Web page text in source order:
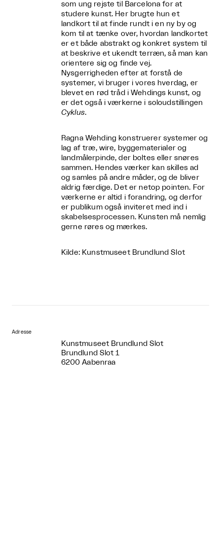
som ung rejste til Barcelona for at
studere kunst. Her brugte hun et
landkort til at finde rundt i en ny by og
kom til at tænke over, hvordan landkortet
er et både abstrakt og konkret system til
at beskrive et ukendt terræn, så man kan
orientere sig og finde vej.
Nysgerrigheden efter at forstå de
systemer, vi bruger i vores hverdag, er
blevet en rød tråd i Wehdings kunst, og
er det også i værkerne i soloudstillingen
Cyklus.
Ragna Wehding konstruerer systemer og
lag af træ, wire, byggematerialer og
landmålerpinde, der boltes eller snøres
sammen. Hendes værker kan skilles ad
og samles på andre måder, og de bliver
aldrig færdige. Det er netop pointen. For
værkerne er altid i forandring, og derfor
er publikum også inviteret med ind i
skabelsesprocessen. Kunsten må nemlig
gerne røres og mærkes.
Kilde: Kunstmuseet Brundlund Slot
Adresse
Kunstmuseet Brundlund Slot
Brundlund Slot 1
6200 Aabenraa